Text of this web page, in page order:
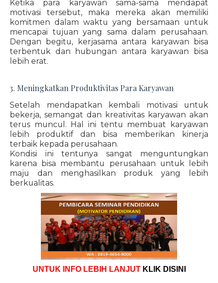
Ketika para karyawan sama-sama mendapat
motivasi tersebut, maka mereka akan memiliki
komitmen dalam waktu yang bersamaan untuk
mencapai tujuan yang sama dalam perusahaan.
Dengan begitu, kerjasama antara karyawan bisa
terbentuk dan hubungan antara karyawan bisa
lebih erat.
3. Meningkatkan Produktivitas Para Karyawan
Setelah mendapatkan kembali motivasi untuk
bekerja, semangat dan kreativitas karyawan akan
terus muncul. Hal ini tentu membuat karyawan
lebih produktif dan bisa memberikan kinerja
terbaik kepada perusahaan.
Kondisi ini tentunya sangat menguntungkan
karena bisa membantu perusahaan untuk lebih
maju dan menghasilkan produk yang lebih
berkualitas.
UNTUK INFO LEBIH LANJUT KLIK DISINI